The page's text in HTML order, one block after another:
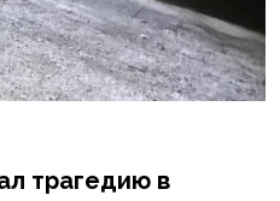
трагедию в